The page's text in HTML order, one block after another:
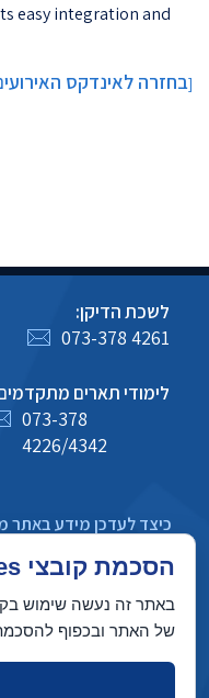
easy integration and
[בחזרה לאינדקס
לשכת הדיקן:
073-378 4261
לימודי תארים
073-378
4226/4342
כיצד לעדכן מידע באתר
בניין טאוב, הטכניון
הסכמת קובצי Cookies
של האתר ובכפוף